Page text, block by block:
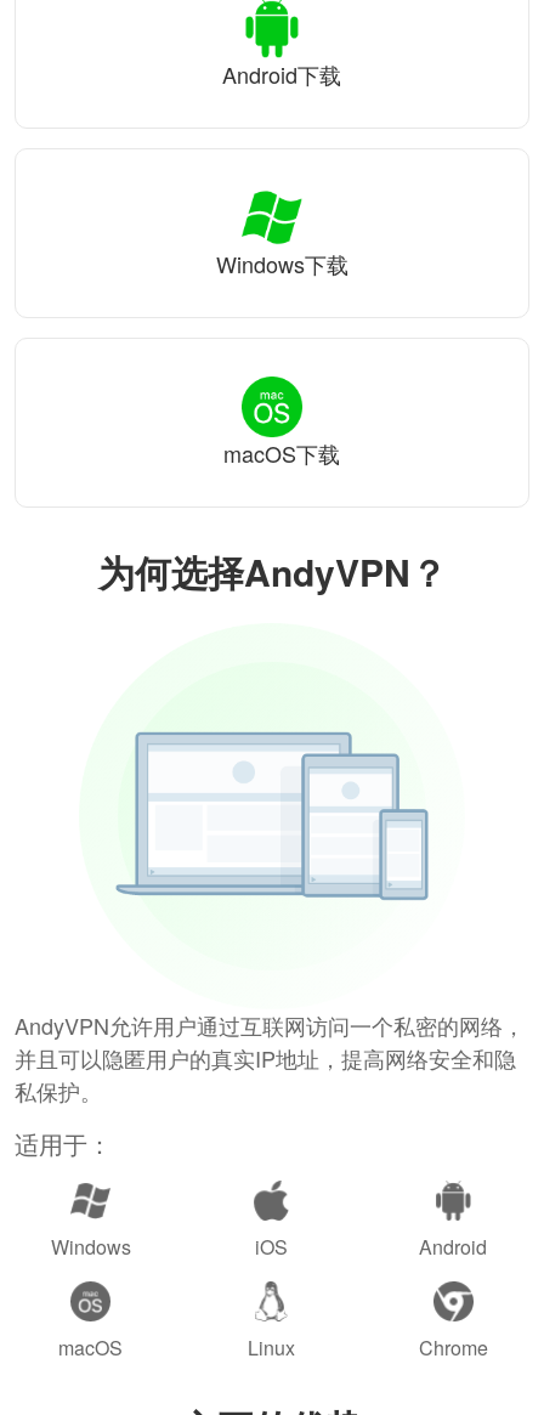
为何选择AndyVPN？
AndyVPN允许用户通过互联网访问一个私密的网络，
并且可以隐匿用户的真实IP地址，提高网络安全和隐
私保护。
适用于：
Windows iOS Android
macOS Linux Chrome
Android下载
Windows下载
macOS下载